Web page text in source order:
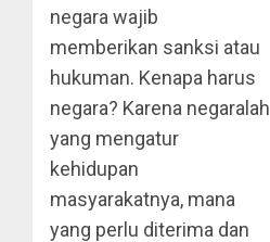
negara wajib
memberikan sanksi atau
hukuman. Kenapa harus
negara? Karena negaralah
yang mengatur
kehidupan
masyarakatnya, mana
yang perlu diterima dan